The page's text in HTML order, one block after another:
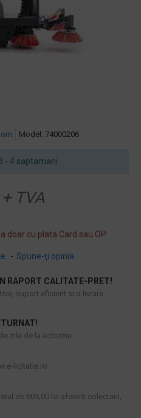
Model: 74000206
- 4 saptamani.
- Spune-ţi opinia
+ TVA
doar cu plata Card sau OP
RAPORT CALITATE-PRET!
suport eficient si o livrare
zile de la achizitie
licitatie.ro
de 605,00 lei aferent colectarii,